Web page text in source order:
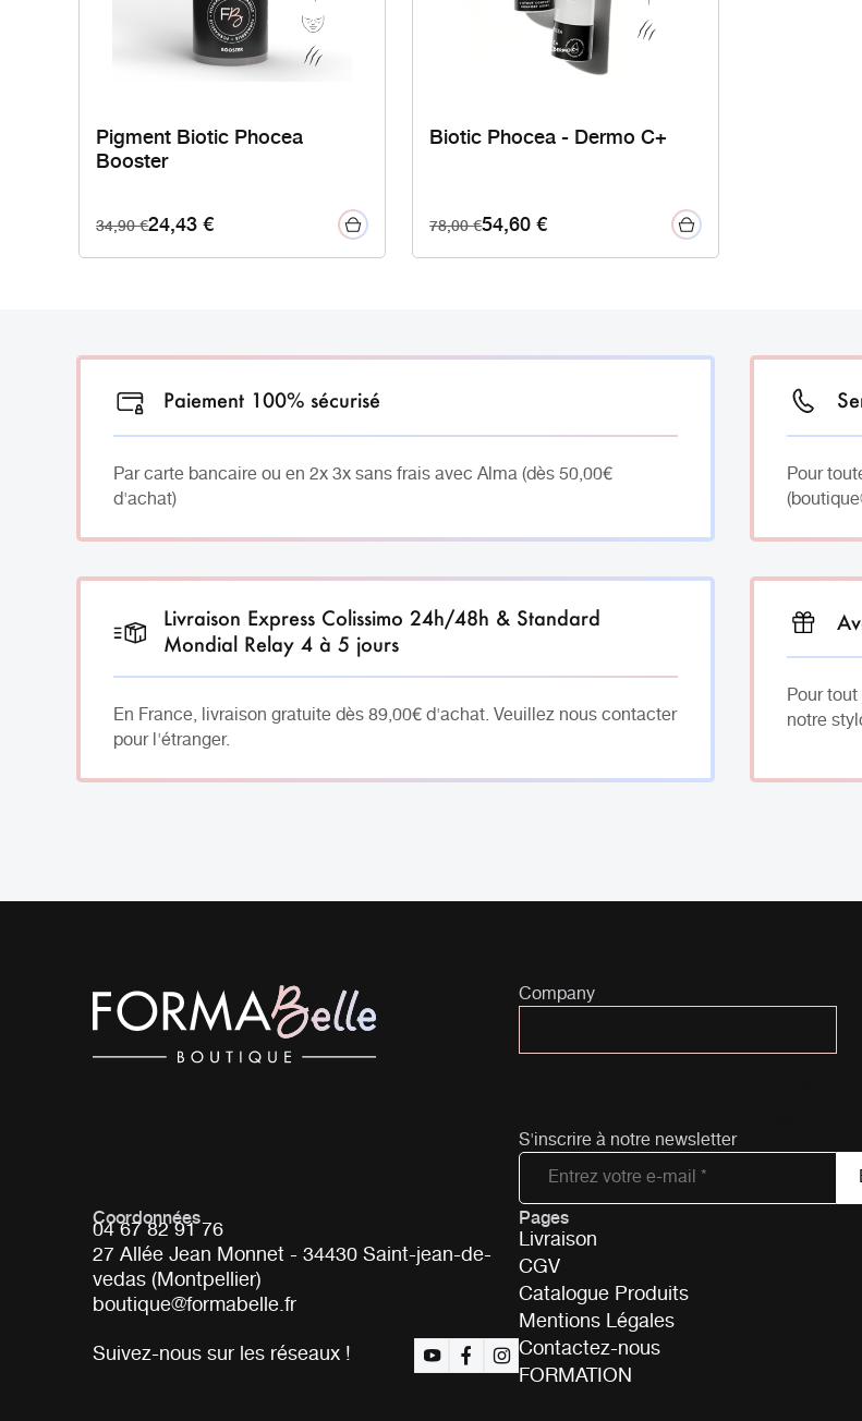
Pigment Biotic Phocea
Booster
34,90€24,43€
Biotic Phocea - Dermo C+
78,00€54,60€
Paiement 100% sécurisé
Par carte bancaire ou en 2x 3x sans frais avec Alma (dès 50,00€
d'achat)
Pour
Livraison Express Colissimo 24h/48h & Standard
Mondial Relay 4 à 5 jours
En France, livraison gratuite dès 89,00€ d'achat. Veuillez nous contacter
pour l'étranger.
Pour
notre
Company
S'inscrire à notre newsletter
Coordonnées
04 67 82 91 76
27 Allée Jean Monnet - 34430 Saint-jean-de-
vedas (Montpellier)
boutique@formabelle.fr
Suivez-nous sur les réseaux !
Pages
Livraison
CGV
Catalogue Produits
Mentions Légales
Contactez-nous
FORMATION